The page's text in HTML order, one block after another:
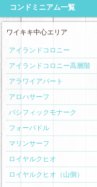
コンドミニアム一覧
ワイキキ中心エリア
アイランドコロニー
アイランドコロニー高層階
アラワイアパート
アロハサーフ
パシフィックモナーク
フォーパドル
マリンサーフ
ロイヤルクヒオ
ロイヤルクヒオ（山側）